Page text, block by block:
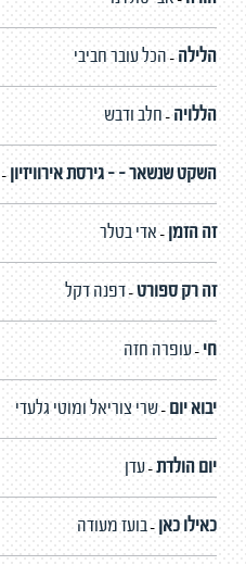
הלילה -הכל עובר חביבי
הללויה -חלב ודבש
השקט שנשאר - - גירסת אירוויזיון -
זה הזמן -אדי בטלר
זה רק ספורט-דפנה דקל
חי -עופרה חזה
יבוא יום -שרי צוריאל ומוטי גלעדי
יום הולדת-עדן
כאילו כאן -בועז מעודה